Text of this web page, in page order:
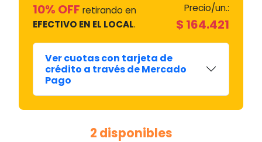
10% OFF retirando en
EFECTIVO EN EL LOCAL.
Precio/un.:
$ 164.421
Ver cuotas con tarjeta de
crédito a través de Mercado
Pago
2 disponibles